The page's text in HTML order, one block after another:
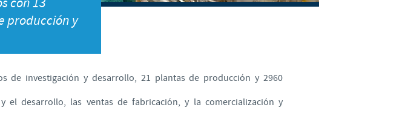
Japan
Malaysia
Sweden
Turkey
con 13
producción y
de investigación y desarrollo, 21 plantas de producción y 2960
el desarrollo, las ventas de fabricación, y la comercialización y